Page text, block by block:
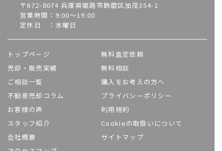
〒672-8074 兵庫県姫路市飾磨区加茂354-1
営業時間：9:00～19:00
定休日 ：水曜日
トップページ
売却・販売実績
ご相談一覧
不動産売却コラム
お客様の声
スタッフ紹介
会社概要
無料査定依頼
無料相談
購入をお考えの方へ
プライバシーポリシー
利用規約
Cookieの取扱いについて
サイトマップ